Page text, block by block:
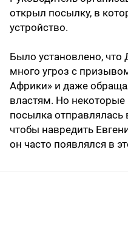
открыл посылку, в
устройство.
Было установлено, что
много угроз с
Африки» и даже
властям. Но
посылка отправлялась
чтобы навредить
он часто появлялся в